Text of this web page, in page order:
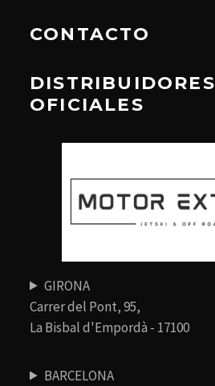
CONTACTO
DISTRIBUIDORES
OFICIALES
GIRONA
Carrer del Pont, 95,
La Bisbal d'Empordà - 17100
BARCELONA